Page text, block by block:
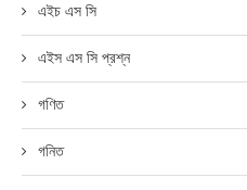
এইচ এস সি
এইস এস সি প্রশ্ন
গণিত
গনিত